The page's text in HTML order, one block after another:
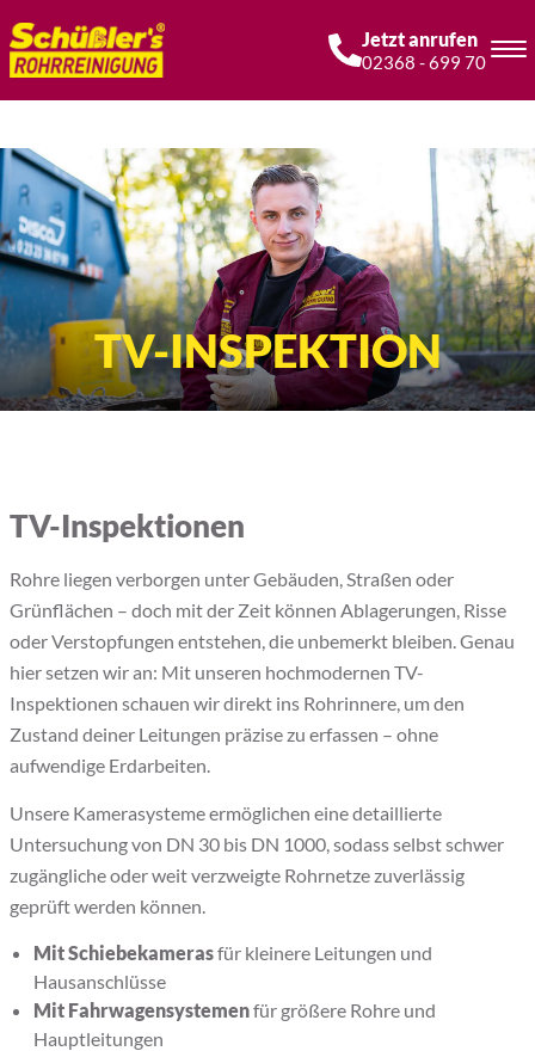
Jetzt anrufen
02368 - 699 70
TV-INSPEKTION
TV-Inspektionen
Rohre liegen verborgen unter Gebäuden, Straßen oder
Grünflächen – doch mit der Zeit können Ablagerungen, Risse
oder Verstopfungen entstehen, die unbemerkt bleiben. Genau
hier setzen wir an: Mit unseren hochmodernen TV-
Inspektionen schauen wir direkt ins Rohrinnere, um den
Zustand deiner Leitungen präzise zu erfassen – ohne
aufwendige Erdarbeiten.
Unsere Kamerasysteme ermöglichen eine detaillierte
Untersuchung von DN 30 bis DN 1000, sodass selbst schwer
zugängliche oder weit verzweigte Rohrnetze zuverlässig
geprüft werden können.
Mit Schiebekamerasfür kleinere Leitungen und
Hausanschlüsse
Mit Fahrwagensystemenfür größere Rohre und
Hauptleitungen